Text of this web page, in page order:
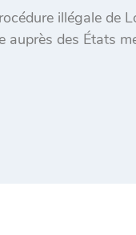
illégale de
auprès des États